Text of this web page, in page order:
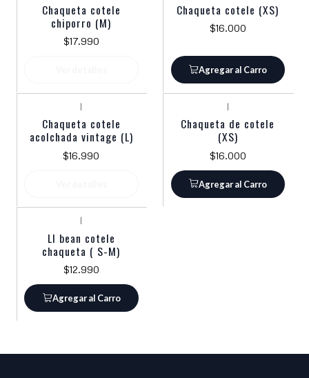
Chaqueta cotele
chiporro (M)
$17.990
Chaqueta cotele (XS)
$16.000
Agregar al Carro
|
Chaqueta cotele
acolchada vintage (L)
$16.990
|
Chaqueta de cotele
(XS)
$16.000
Agregar al Carro
|
Ll bean cotele
chaqueta ( S-M)
$12.990
Agregar al Carro